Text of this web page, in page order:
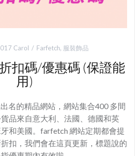
Carol Farfetch, 服裝飾品
扣碼/優惠碼 (保證能
用)
名的精品網站，網站集合400 多間
品來自意大利、法國、德國和英
和美國。farfetch 網站定期都會提
扣，我們會在這頁更新，標題說的